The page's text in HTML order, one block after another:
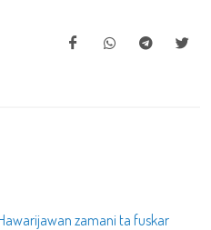
zamani ta fuskar